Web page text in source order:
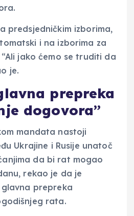
predsjedničkim izborima,
i na izborima za
jako ćemo se truditi da
je.
prepreka
dogovora”
mandata nastoji
Ukrajine i Rusije unatoč
da bi rat mogao
rekao je da je
glavna prepreka
rata.